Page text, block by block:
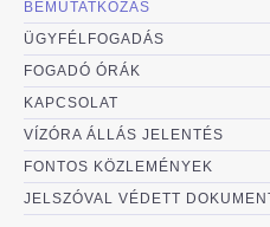
BEMUTATKOZÁS
ÜGYFÉLFOGADÁS
FOGADÓ ÓRÁK
KAPCSOLAT
VÍZÓRA ÁLLÁS JELENTÉS
FONTOS KÖZLEMÉNYEK
JELSZÓVAL VÉDETT